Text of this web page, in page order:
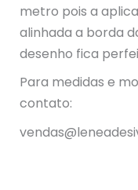
metro pois a
alinhada a borda
desenho fica
Para medidas e
contato: